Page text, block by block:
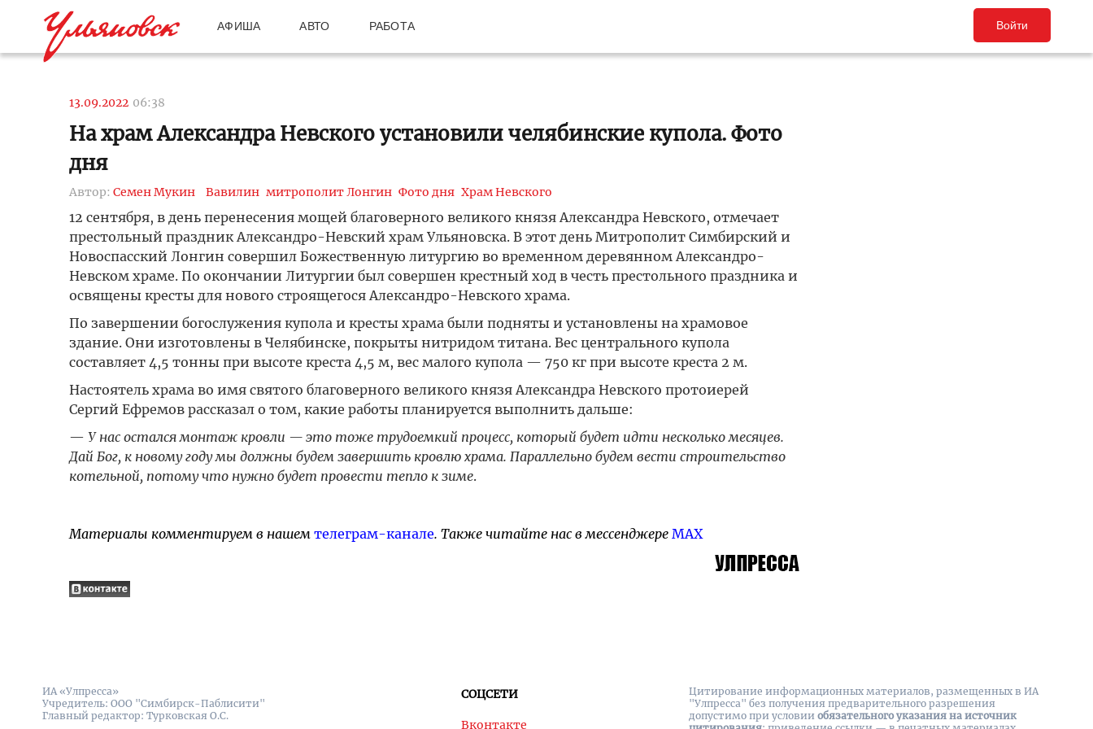
АФИША АВТО РАБОТА Войти
13.09.2022 06:38
На храм Александра Невского установили челябинские купола. Фото
дня
Автор: Семен Мукин Вавилин митрополит Лонгин Фото дня Храм Невского
12 сентября, в день перенесения мощей благоверного великого князя Александра Невского, отмечает
престольный праздник Александро-Невский храм Ульяновска. В этот день Митрополит Симбирский и
Новоспасский Лонгин совершил Божественную литургию во временном деревянном Александро-
Невском храме. По окончании Литургии был совершен крестный ход в честь престольного праздника и
освящены кресты для нового строящегося Александро-Невского храма.
По завершении богослужения купола и кресты храма были подняты и установлены на храмовое
здание. Они изготовлены в Челябинске, покрыты нитридом титана. Вес центрального купола
составляет 4,5 тонны при высоте креста 4,5 м, вес малого купола — 750 кг при высоте креста 2 м.
Настоятель храма во имя святого благоверного великого князя Александра Невского протоиерей
Сергий Ефремов рассказал о том, какие работы планируется выполнить дальше:
— У нас остался монтаж кровли — это тоже трудоемкий процесс, который будет идти несколько месяцев.
Дай Бог, к новому году мы должны будем завершить кровлю храма. Параллельно будем вести строительство
котельной, потому что нужно будет провести тепло к зиме.
Материалы комментируем в нашем телеграм-канале. Также читайте нас в мессенджере MAX
ИА «Улпресса»
Учредитель: ООО "Симбирск-Паблисити"
Главный редактор: Турковская О.С.
СОЦСЕТИ
Вконтакте
Цитирование информационных материалов, размещенных в ИА
"Улпресса" без получения предварительного разрешения
допустимо при условии обязательного указания на источник